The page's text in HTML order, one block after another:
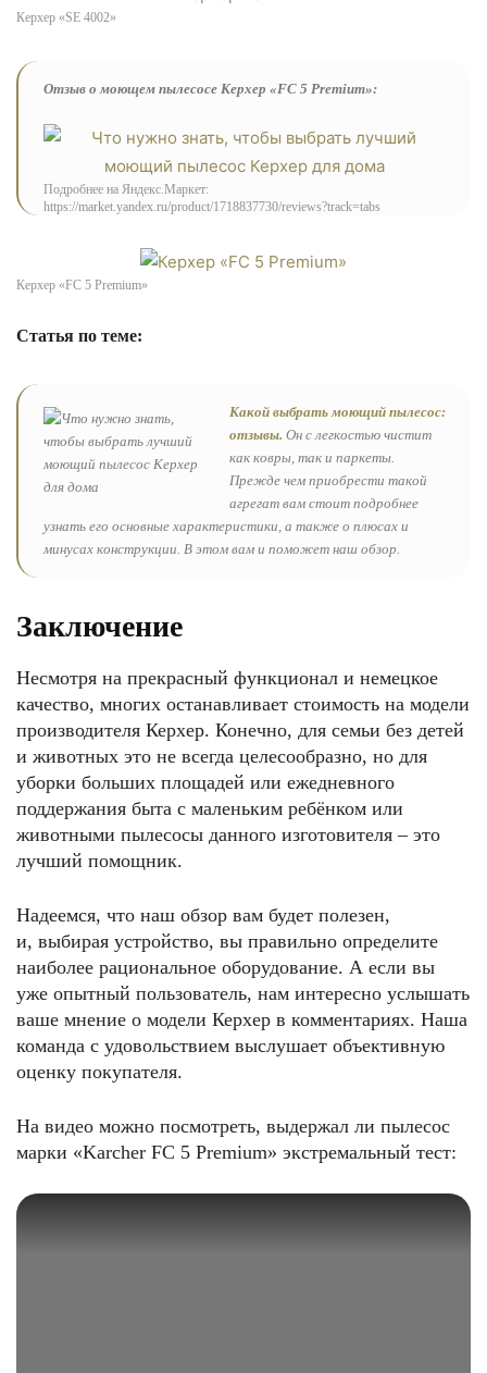
Керхер «SE 4002»
Отзыв о моющем пылесосе Керхер «FC 5 Premium»:
Подробнее на Яндекс.Маркет:
https://market.yandex.ru/product/1718837730/reviews?track=tabs
Керхер «FC 5 Premium»
Статья по теме:
Какой выбрать моющий пылесос:
отзывы. Он с легкостью чистит
как ковры, так и паркеты.
Прежде чем приобрести такой
агрегат вам стоит подробнее
узнать его основные характеристики, а также о плюсах и
минусах конструкции. В этом вам и поможет наш обзор.
Заключение
Несмотря на прекрасный функционал и немецкое
качество, многих останавливает стоимость на модели
производителя Керхер. Конечно, для семьи без детей
и животных это не всегда целесообразно, но для
уборки больших площадей или ежедневного
поддержания быта с маленьким ребёнком или
животными пылесосы данного изготовителя – это
лучший помощник.
Надеемся, что наш обзор вам будет полезен,
и, выбирая устройство, вы правильно определите
наиболее рациональное оборудование. А если вы
уже опытный пользователь, нам интересно услышать
ваше мнение о модели Керхер в комментариях. Наша
команда с удовольствием выслушает объективную
оценку покупателя.
На видео можно посмотреть, выдержал ли пылесос
марки «Karcher FC 5 Premium» экстремальный тест: